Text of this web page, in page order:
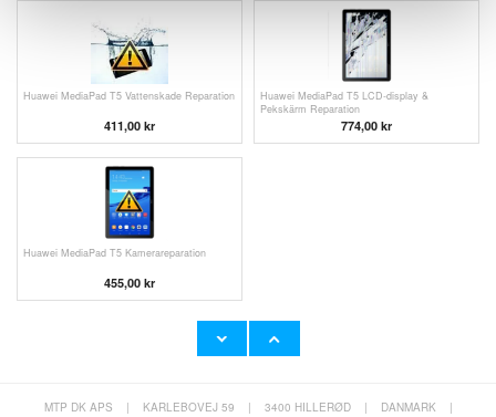
Huawei MediaPad T5 Vattenskade Reparation
411,00 kr
Huawei MediaPad T5 LCD-display &
Pekskärm Reparation
774,00 kr
Huawei MediaPad T5 Kamerareparation
455,00 kr
MTP DK APS | KARLEBOVEJ 59 | 3400 HILLERØD | DANMARK
|